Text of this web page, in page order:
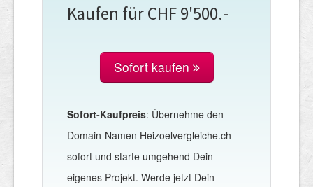
Kaufen für CHF 9'500.-
Sofort kaufen
Sofort-Kaufpreis: Übernehme den
Domain-Namen Heizoelvergleiche.ch
sofort und starte umgehend Dein
eigenes Projekt. Werde jetzt Dein